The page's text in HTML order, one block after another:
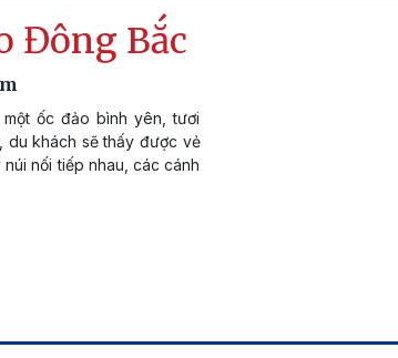
Đông Bắc
ốc đảo bình yên, tươi
du khách sẽ thấy được vẻ
nối tiếp nhau, các cánh